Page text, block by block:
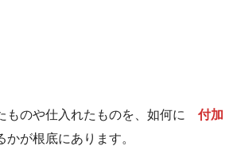
ものや仕入れたものを、如何に 付加
が根底にあります。